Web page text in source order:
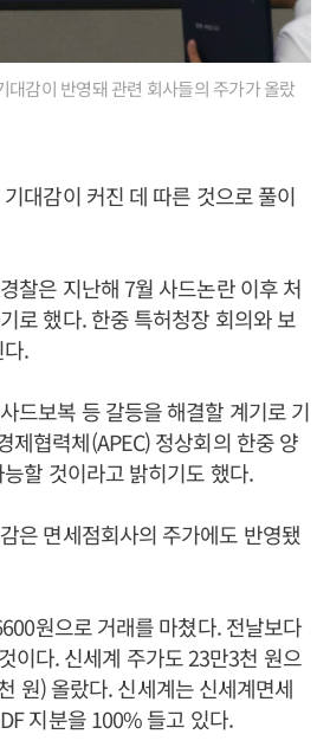
감이 반영돼 관련 회사들의 주가가 올랐
대감이 커진 데 따른 것으로 풀이
찰은 지난해 7월 사드논란 이후 처
로 했다. 한중 특허청장 회의와 보
.
드보복 등 갈등을 해결할 계기로 기
제협력체(APEC) 정상회의 한중 양
할 것이라고 밝히기도 했다.
은 면세점회사의 주가에도 반영됐
원으로 거래를 마쳤다. 전날보다
이다. 신세계 주가도 23만3천 원으
원) 올랐다. 신세계는 신세계면세
지분을 100% 들고 있다.